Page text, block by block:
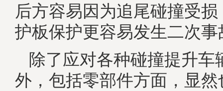
后方容易因为追尾碰撞受
护板保护更容易发生二次事
除了应对各种碰撞提升车
外，包括零部件方面，显